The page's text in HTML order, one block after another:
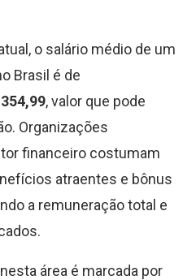
o salário médio de um
Brasil é de
, valor que pode
Organizações
financeiro costumam
atraentes e bônus
a remuneração total e
área é marcada por